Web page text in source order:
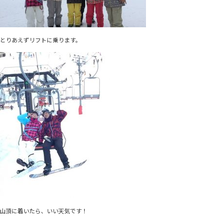
とりあえずリフトに乗ります。
山頂に着いたら、いい天気です！